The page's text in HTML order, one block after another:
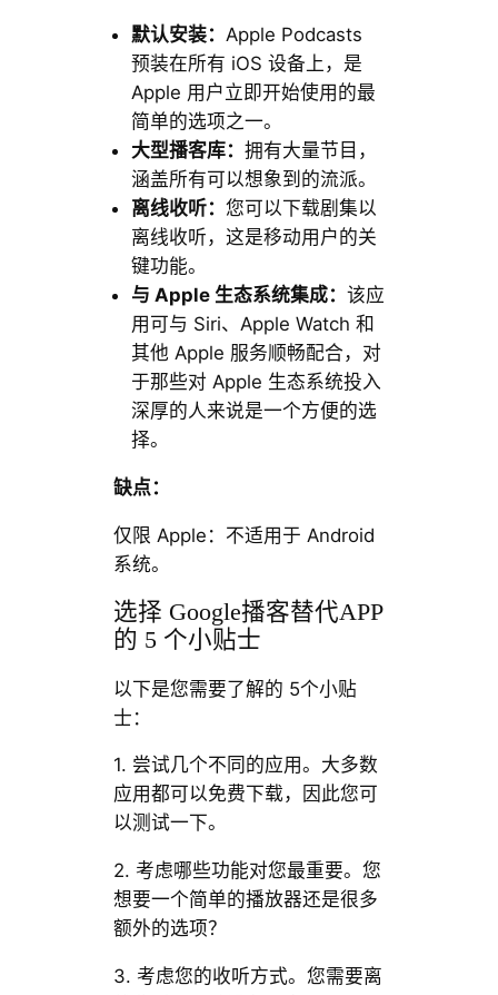
默认安装： Apple Podcasts
预装在所有 iOS 设备上，是
Apple 用户立即开始使用的最
简单的选项之一。
大型播客库： 拥有大量节目，
涵盖所有可以想象到的流派。
离线收听： 您可以下载剧集以
离线收听，这是移动用户的关
键功能。
与 Apple 生态系统集成： 该应
用可与 Siri、Apple Watch 和
其他 Apple 服务顺畅配合，对
于那些对 Apple 生态系统投入
深厚的人来说是一个方便的选
择。
缺点：
仅限 Apple：不适用于 Android
系统。
选择 Google播客替代APP
的 5 个小贴士
以下是您需要了解的 5个小贴
士：
1. 尝试几个不同的应用。大多数
应用都可以免费下载，因此您可
以测试一下。
2. 考虑哪些功能对您最重要。您
想要一个简单的播放器还是很多
额外的选项？
3. 考虑您的收听方式。您需要离